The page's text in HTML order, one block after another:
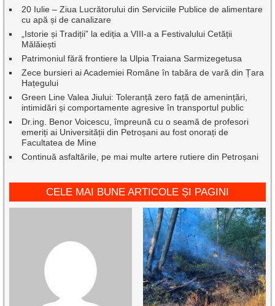
20 Iulie – Ziua Lucrătorului din Serviciile Publice de alimentare
cu apă și de canalizare
„Istorie și Tradiții” la ediția a VIII-a a Festivalului Cetății
Mălăiești
Patrimoniul fără frontiere la Ulpia Traiana Sarmizegetusa
Zece bursieri ai Academiei Române în tabăra de vară din Țara
Hațegului
Green Line Valea Jiului: Toleranță zero față de amenințări,
intimidări și comportamente agresive în transportul public
Dr.ing. Benor Voicescu, împreună cu o seamă de profesori
emeriți ai Universității din Petroșani au fost onorați de
Facultatea de Mine
Continuă asfaltările, pe mai multe artere rutiere din Petroșani
CELE MAI BUNE ARTICOLE ȘI PAGINI